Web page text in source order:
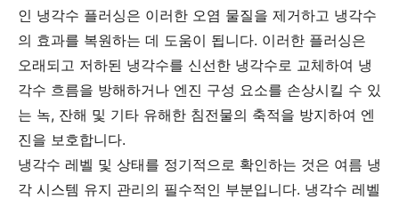
인 냉각수 플러싱은 이러한 오염 물질을 제거하고 냉각수
의 효과를 복원하는 데 도움이 됩니다. 이러한 플러싱은
오래되고 저하된 냉각수를 신선한 냉각수로 교체하여 냉
각수 흐름을 방해하거나 엔진 구성 요소를 손상시킬 수 있
는 녹, 잔해 및 기타 유해한 침전물의 축적을 방지하여 엔
진을 보호합니다.
냉각수 레벨 및 상태를 정기적으로 확인하는 것은 여름 냉
각 시스템 유지 관리의 필수적인 부분입니다. 냉각수 레벨